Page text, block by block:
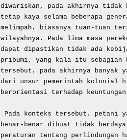
diwariskan, pada akhirnya tidak
tetap kaya selama beberapa
melimpah, biasanya tuan-tuan
wilayahnya. Pada lima masa
dapat dipastikan tidak ada
pribumi, yang kala itu sebagian
tersebut, pada akhirnya banyak
dari unsur pemerintah kolonial
berorientasi terhadap keuntungan
benar-benar dibuat tidak
peraturan tentang perlindungan